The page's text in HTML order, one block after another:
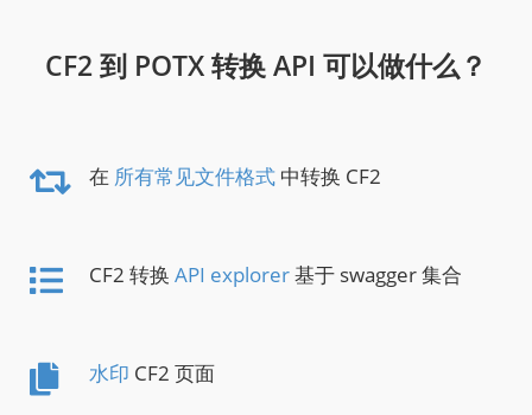
CF2 到 POTX 转换 API 可以做什么？
在 所有常见文件格式 中转换 CF2
CF2 转换 API explorer基于 swagger 集合
水印 CF2 页面